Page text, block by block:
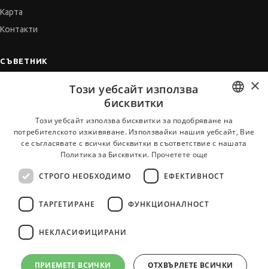
Карта
Контакти
СЪВЕТНИК
Когато получим оферта
Vihra AI
За новодошли
Всички услуги на JobTiger
BULGARIAN
ENGLISH
×
Този уебсайт използва
бисквитки
Този уебсайт използва бисквитки за подобряване на
потребителското изживяване. Използвайки нашия уебсайт, Вие
се съгласявате с всички бисквитки в съответствие с нашата
Политика за Бисквитки. Прочетете още
СТРОГО НЕОБХОДИМО ЕФЕКТИВНОСТ
ТАРГЕТИРАНЕ ФУНКЦИОНАЛНОСТ
НЕКЛАСИФИЦИРАНИ
ПРИЕМЕТЕ ВСИЧКИ ОТХВЪРЛЕТЕ ВСИЧКИ